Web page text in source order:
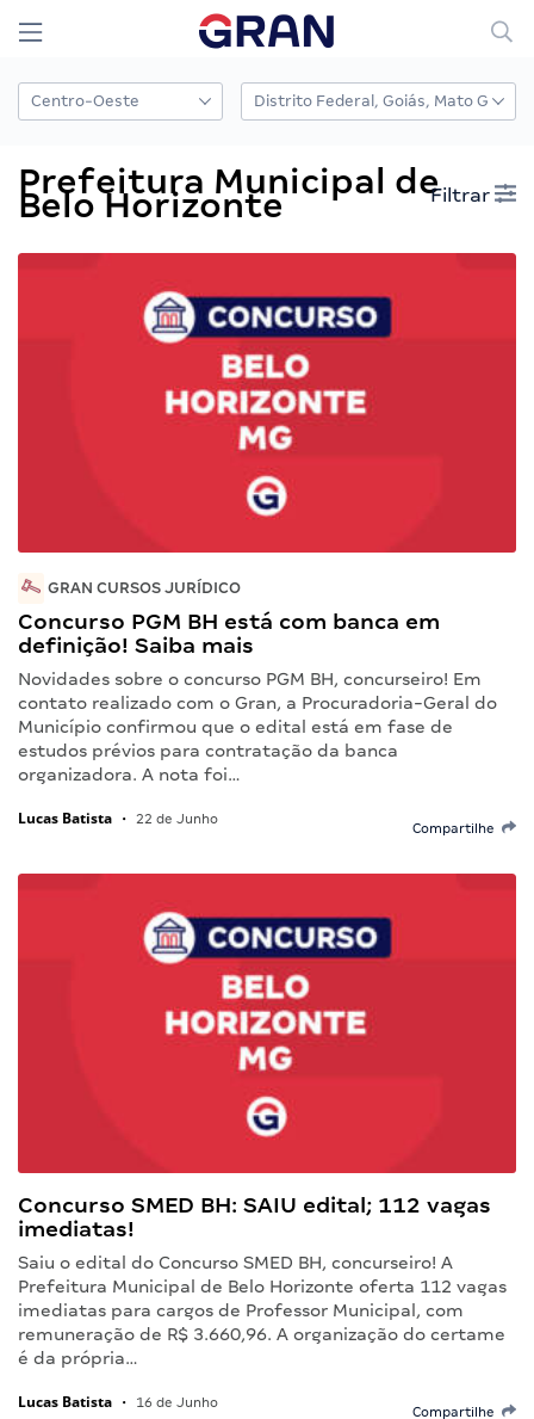
Prefeitura Municipal de
Belo Horizonte Filtrar
GRAN CURSOS JURÍDICO
Concurso PGM BH está com banca em
definição! Saiba mais
Novidades sobre o concurso PGM BH, concurseiro! Em
contato realizado com o Gran, a Procuradoria-Geral do
Município confirmou que o edital está em fase de
estudos prévios para contratação da banca
organizadora. A nota foi…
Lucas Batista • 22 de Junho
Compartilhe
Concurso SMED BH: SAIU edital; 112 vagas
imediatas!
Saiu o edital do Concurso SMED BH, concurseiro! A
Prefeitura Municipal de Belo Horizonte oferta 112 vagas
imediatas para cargos de Professor Municipal, com
remuneração de R$ 3.660,96. A organização do certame
é da própria…
Lucas Batista • 16 de Junho
Compartilhe